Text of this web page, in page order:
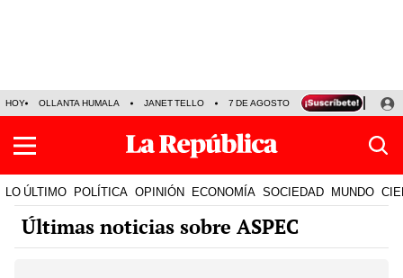
HOY OLLANTA HUMALA JANET TELLO 7 DE AGOSTO TINKA RESULTADOS
LO ÚLTIMO POLÍTICA OPINIÓN ECONOMÍA SOCIEDAD MUNDO
Últimas noticias sobre ASPEC